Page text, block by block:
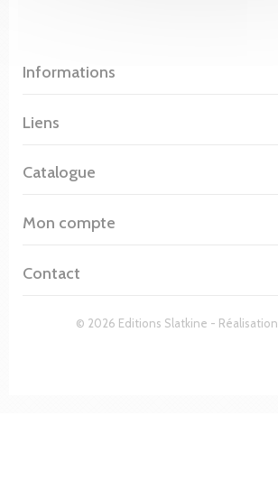
Informations
© 2026 Editions Slatkine - Réalisation
Liens
Catalogue
Mon compte
Contact